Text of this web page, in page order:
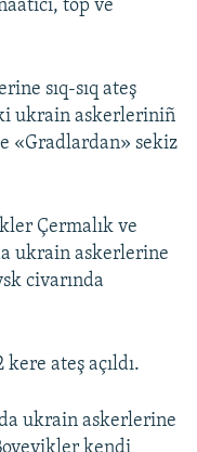
top ve
sıq-sıq ateş
ukrain askerleriniñ
«Gradlardan» sekiz
Çermalık ve
ukrain askerlerine
civarında
ateş açıldı.
ukrain askerlerine